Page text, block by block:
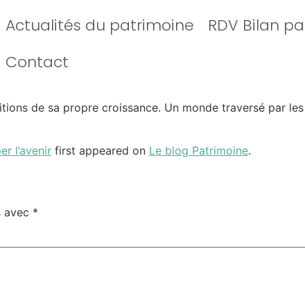
Actualités du patrimoine
RDV Bilan
Contact
de sa propre croissance. Un monde traversé par
l’avenir first appeared on Le blog Patrimoine.
avec *